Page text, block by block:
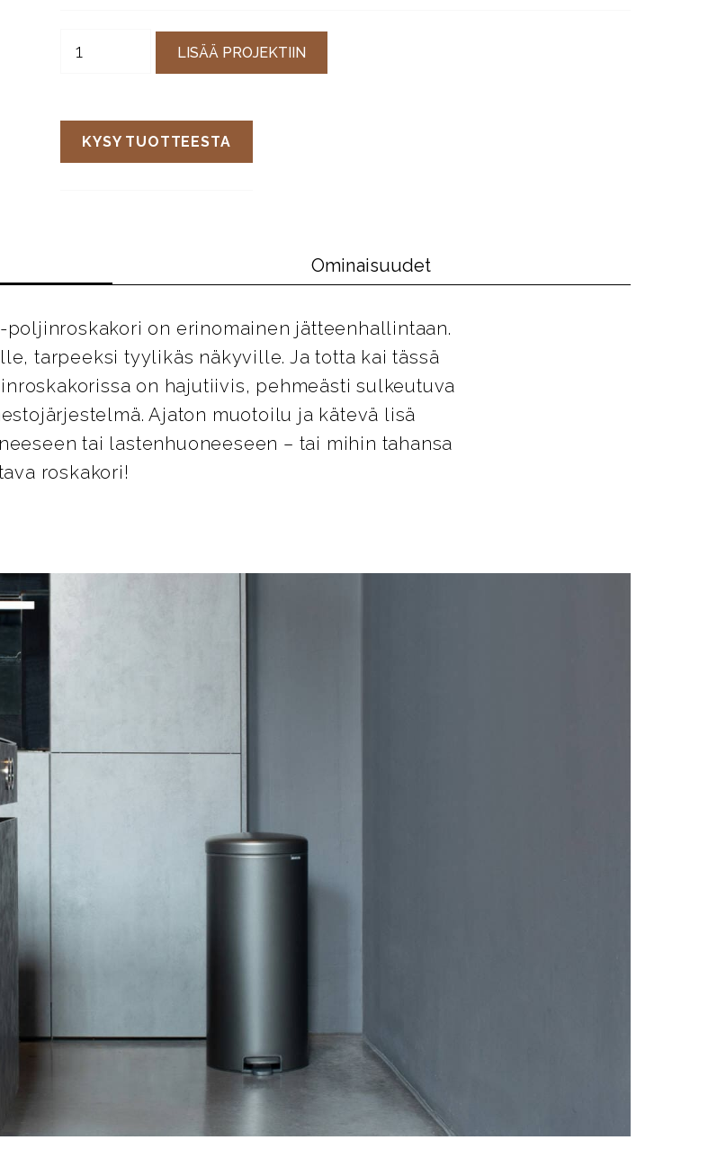
LISÄÄ PROJEKTIIN
KYSY TUOTTEESTA
Ominaisuudet
poljinroskakori on erinomainen jätteenhallintaan.
tarpeeksi tyylikäs näkyville. Ja totta kai tässä
on hajutiivis, pehmeästi sulkeutuva
Ajaton muotoilu ja kätevä lisä
tai lastenhuoneeseen – tai mihin tahansa
roskakori!